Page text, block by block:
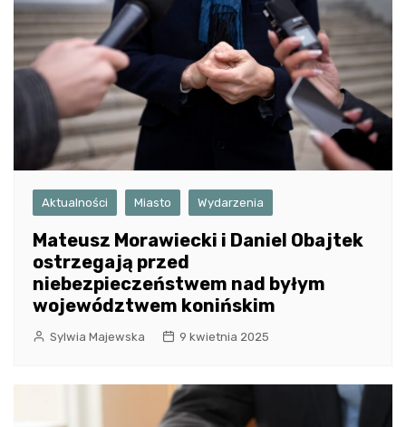
Aktualności Miasto Wydarzenia
Mateusz Morawiecki i Daniel Obajtek
ostrzegają przed
niebezpieczeństwem nad byłym
województwem konińskim
Sylwia Majewska 9 kwietnia 2025